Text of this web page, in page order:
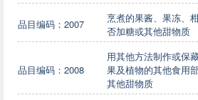
品目编码：2007
烹煮的果酱、果冻、
否加糖或其他甜物质
品目编码：2008
用其他方法制作或保
果及植物的其他食用
其他甜物质